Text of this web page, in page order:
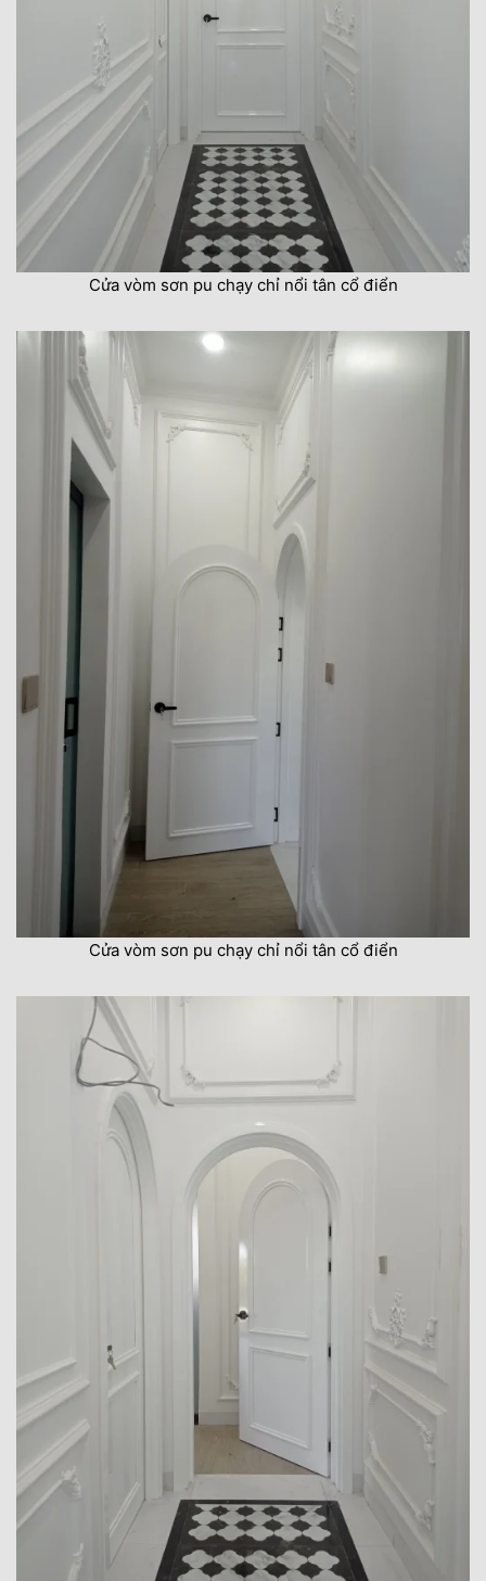
Cửa vòm sơn pu chạy chỉ nổi tân cổ điển
Cửa vòm sơn pu chạy chỉ nổi tân cổ điển